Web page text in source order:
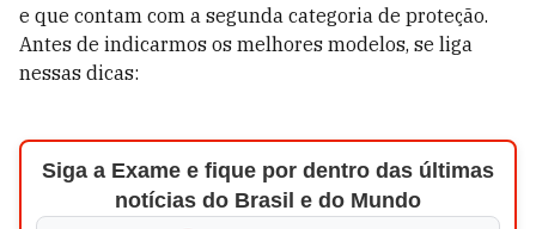
e que contam com a segunda categoria de proteção.
Antes de indicarmos os melhores modelos, se liga
nessas dicas:
Siga a Exame e fique por dentro das últimas
notícias do Brasil e do Mundo